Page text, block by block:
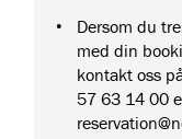
Dersom du
med din
kontakt oss
57 63 14 00